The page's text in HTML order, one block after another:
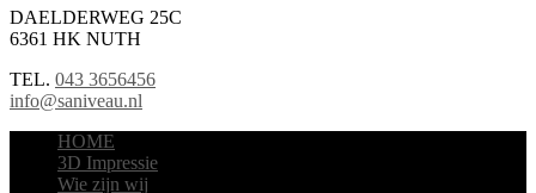
DAELDERWEG 25C
6361 HK NUTH
TEL. 043 3656456
info@saniveau.nl
HOME
3D Impressie
Wie zijn wij